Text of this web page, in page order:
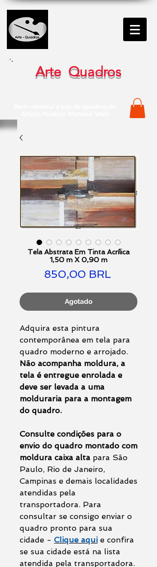
Arte Quadros
Tela Abstrata Em Tinta Acrílica
1,50 m X 0,90 m
850,00 BRL
Agotado
Adquira esta pintura
contemporânea em tela para
quadro moderno e arrojado.
Não acompanha moldura, a
tela é entregue enrolada e
deve ser levada a uma
molduraria para a montagem
do quadro.
Consulte condições para o
envio do quadro montado com
moldura caixa alta para São
Paulo, Rio de Janeiro,
Campinas e demais localidades
atendidas pela
transportadora. Para
consultar se consigo enviar o
quadro pronto para sua
cidade - Clique aqui e confira
se sua cidade está na lista
atendida pela transportadora.